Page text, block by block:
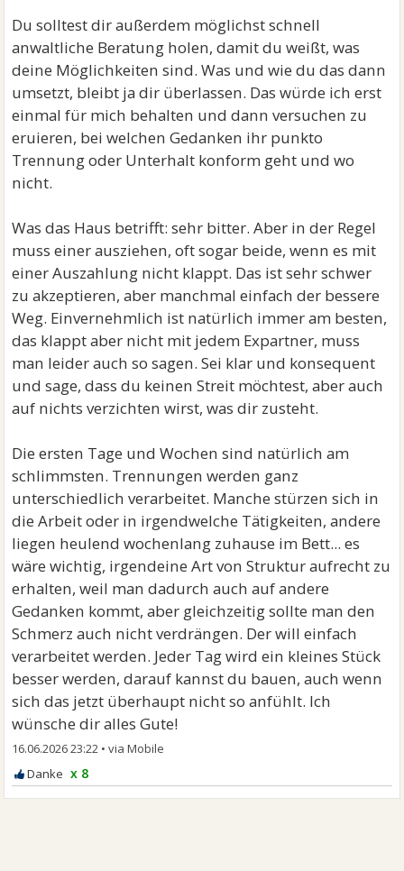
Du solltest dir außerdem möglichst schnell
anwaltliche Beratung holen, damit du weißt, was
deine Möglichkeiten sind. Was und wie du das dann
umsetzt, bleibt ja dir überlassen. Das würde ich erst
einmal für mich behalten und dann versuchen zu
eruieren, bei welchen Gedanken ihr punkto
Trennung oder Unterhalt konform geht und wo
nicht.
Was das Haus betrifft: sehr bitter. Aber in der Regel
muss einer ausziehen, oft sogar beide, wenn es mit
einer Auszahlung nicht klappt. Das ist sehr schwer
zu akzeptieren, aber manchmal einfach der bessere
Weg. Einvernehmlich ist natürlich immer am besten,
das klappt aber nicht mit jedem Expartner, muss
man leider auch so sagen. Sei klar und konsequent
und sage, dass du keinen Streit möchtest, aber auch
auf nichts verzichten wirst, was dir zusteht.
Die ersten Tage und Wochen sind natürlich am
schlimmsten. Trennungen werden ganz
unterschiedlich verarbeitet. Manche stürzen sich in
die Arbeit oder in irgendwelche Tätigkeiten, andere
liegen heulend wochenlang zuhause im Bett... es
wäre wichtig, irgendeine Art von Struktur aufrecht zu
erhalten, weil man dadurch auch auf andere
Gedanken kommt, aber gleichzeitig sollte man den
Schmerz auch nicht verdrängen. Der will einfach
verarbeitet werden. Jeder Tag wird ein kleines Stück
besser werden, darauf kannst du bauen, auch wenn
sich das jetzt überhaupt nicht so anfühlt. Ich
wünsche dir alles Gute!
16.06.2026 23:22 •
x 8